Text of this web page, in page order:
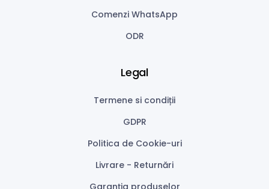
Comenzi WhatsApp
ODR
Legal
Termene si condiții
GDPR
Politica de Cookie-uri
Livrare - Returnări